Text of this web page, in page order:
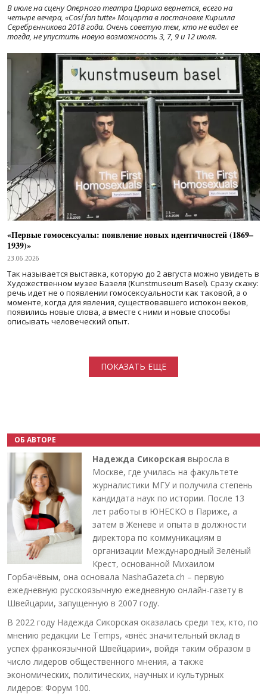
В июле на сцену Оперного театра Цюриха вернется, всего на
четыре вечера, «Cosí fan tutte» Моцарта в постановке Кирилла
Серебренникова 2018 года. Очень советую тем, кто не видел ее
тогда, не упустить новую возможность 3, 7, 9 и 12 июля.
«Первые гомосексуалы: появление новых идентичностей (1869–
1939)»
23.06.2026
Так называется выставка, которую до 2 августа можно увидеть в
Художественном музее Базеля (Kunstmuseum Basel). Сразу скажу:
речь идет не о появлении гомосексуальности как таковой, а о
моменте, когда для явления, существовавшего испокон веков,
появились новые слова, а вместе с ними и новые способы
описывать человеческий опыт.
ПОКАЗАТЬ ЕЩЕ
ОБ АВТОРЕ
Надежда Сикорская выросла в
Москве, где училась на факультете
журналистики МГУ и получила степень
кандидата наук по истории. После 13
лет работы в ЮНЕСКО в Париже, а
затем в Женеве и опыта в должности
директора по коммуникациям в
организации Международный Зелёный
Крест, основанной Михаилом
Горбачёвым, она основала NashaGazeta.ch – первую
ежедневную русскоязычную ежедневную онлайн-газету в
Швейцарии, запущенную в 2007 году.
В 2022 году Надежда Сикорская оказалась среди тех, кто, по
мнению редакции Le Temps, «внёс значительный вклад в
успех франкоязычной Швейцарии», войдя таким образом в
число лидеров общественного мнения, а также
экономических, политических, научных и культурных
лидеров: Форум 100.